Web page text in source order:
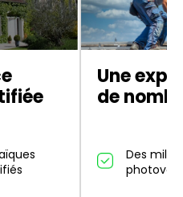
Une
de
Des